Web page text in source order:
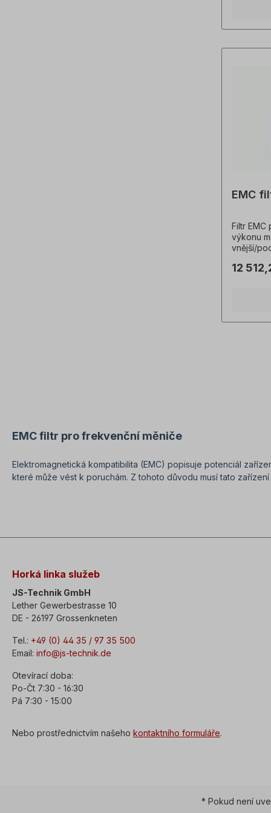
EMC
Filtr
výkonu
vnější/
12
EMC filtr pro frekvenční měniče
Elektromagnetická kompatibilita (EMC) popisuje potenciál
které může vést k poruchám. Z tohoto důvodu musí tato
Horká linka služeb
JS-Technik GmbH
Lether Gewerbestrasse 10
DE - 26197 Grossenkneten
Tel.: +49 (0) 44 35 / 97 35 500
Email: info@js-technik.de
Otevírací doba:
Po-Čt 7:30 - 16:30
Pá 7:30 - 15:00
Nebo prostřednictvím našeho kontaktního formuláře.
* Pokud není